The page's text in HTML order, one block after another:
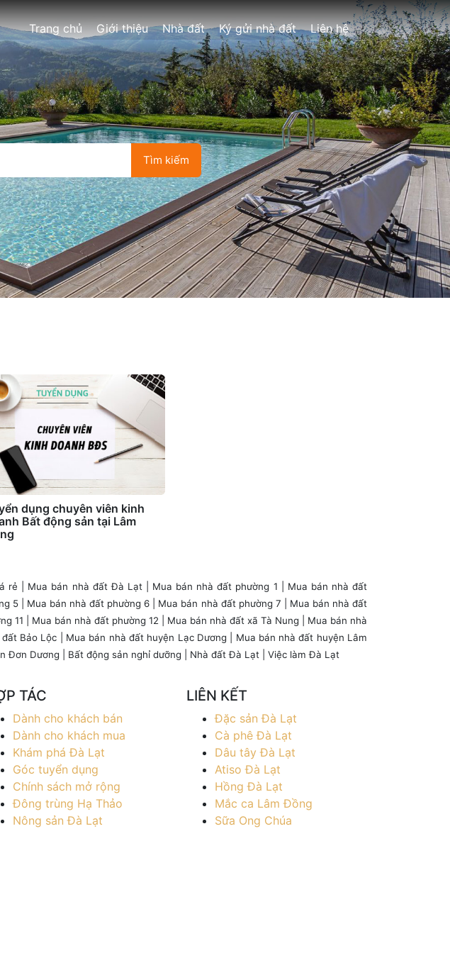
Trang chủ Giới thiệu Nhà đất Ký gửi nhà đất Liên hệ
Tìm kiếm
dụng chuyên viên kinh
Bất động sản tại Lâm
rẻ Mua bán nhà đất Đà Lạt| Mua bán nhà đất phường 1
Mua bán nhà đất
5| Mua bán nhà đất phường 6 Mua bán nhà đất phường 7
Mua bán nhà đất
11 Mua bán nhà đất phường 12 | Mua bán nhà đất xã Tà Nung | Mua bán nhà
Bảo Lộc Mua bán nhà đất huyện Lạc Dương
Mua bán nhà đất huyện Lâm
Đơn Dương | Bất động sản nghỉ dưỡng Nhà đất Đà Lạt Việc làm Đà Lạt
TÁC
Dành cho khách bán
Dành cho khách mua
Khám phá Đà Lạt
Góc tuyển dụng
Chính sách mở rộng
Đông trùng Hạ Thảo
Nông sản Đà Lạt
LIÊN KẾT
Đặc sản Đà Lạt
Cà phê Đà Lạt
Dâu tây Đà Lạt
Atiso Đà Lạt
Hồng Đà Lạt
Mắc ca Lâm Đồng
Sữa Ong Chúa